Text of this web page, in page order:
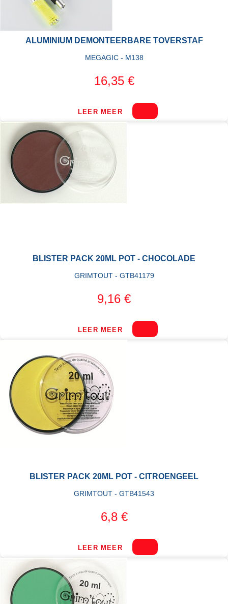
ALUMINIUM DEMONTEERBARE TOVERSTAF
MEGAGIC - M138
16,35 €
LEER MEER
BLISTER PACK 20ML POT - CHOCOLADE
GRIMTOUT - GTB41179
9,16 €
LEER MEER
BLISTER PACK 20ML POT - CITROENGEEL
GRIMTOUT - GTB41543
6,8 €
LEER MEER